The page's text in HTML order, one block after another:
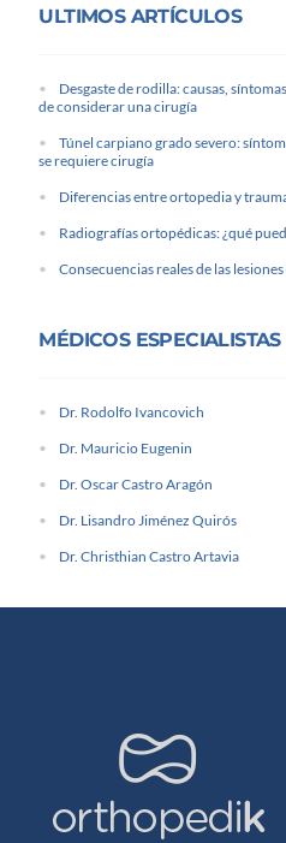
ULTIMOS ARTÍCULOS
Desgaste de rodilla: causas,
de considerar una cirugía
Túnel carpiano grado severo:
se requiere cirugía
Diferencias entre ortopedia y
Radiografías ortopédicas: ¿qué
Consecuencias reales de las
MÉDICOS ESPECIALISTAS
Dr. Rodolfo Ivancovich
Dr. Mauricio Eugenin
Dr. Oscar Castro Aragón
Dr. Lisandro Jiménez Quirós
Dr. Christhian Castro Artavia